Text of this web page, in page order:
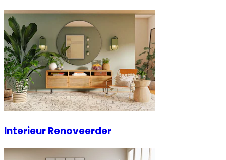
Interieur Renoveerder